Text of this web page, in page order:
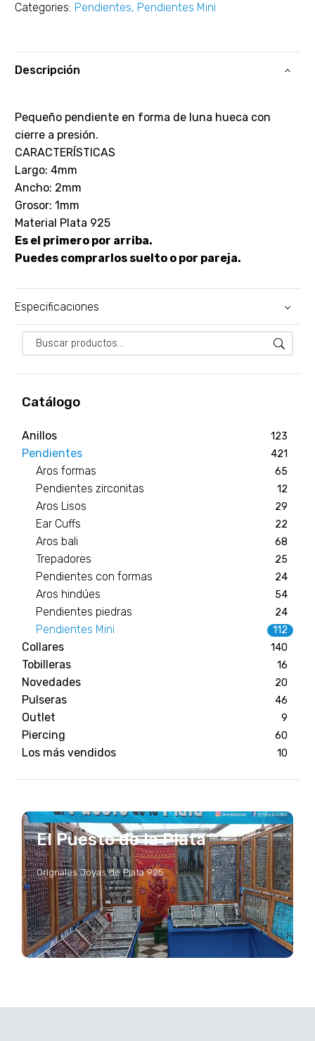
Catálogo
Anillos 123
Pendientes 421
Aros formas 65
Pendientes zirconitas 12
Aros Lisos 29
Ear Cuffs 22
Aros bali 68
Trepadores 25
Pendientes con formas 24
Aros hindúes 54
Pendientes piedras 24
Pendientes Mini 112
Collares 140
Tobilleras 16
Novedades 20
Pulseras 46
Outlet 9
Piercing 60
Los más vendidos 10
El Puesto de la Plata
Orignales Joyas de Plata 925
Categories: Pendientes, Pendientes Mini
Descripción
Pequeño pendiente en forma de luna hueca con
cierre a presión.
CARACTERÍSTICAS
Largo: 4mm
Ancho: 2mm
Grosor: 1mm
Material Plata 925
Es el primero por arriba.
Puedes comprarlos suelto o por pareja.
Especificaciones